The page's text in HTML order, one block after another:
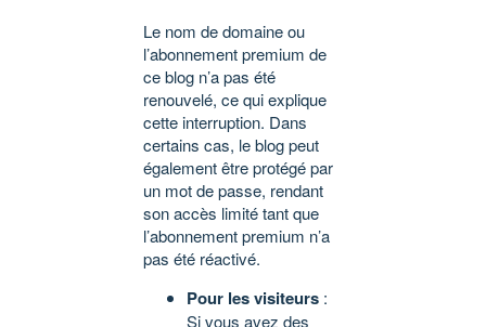
Le nom de domaine ou
l’abonnement premium de
ce blog n’a pas été
renouvelé, ce qui explique
cette interruption. Dans
certains cas, le blog peut
également être protégé par
un mot de passe, rendant
son accès limité tant que
l’abonnement premium n’a
pas été réactivé.
Pour les visiteurs :
Si vous avez des